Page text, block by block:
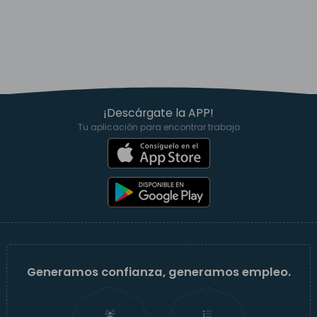
¡Descárgate la APP!
Tu aplicación para encontrar trabajo
Generamos confianza, generamos empleo.